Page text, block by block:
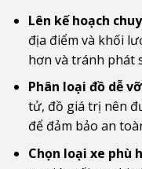
Lên kế hoạch
địa điểm và khối
hơn và tránh phát
Phân loại đồ dễ vỡ
tử, đồ giá trị nên
để đảm bảo an
Chọn loại xe phù